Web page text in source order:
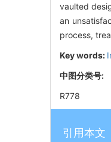
vaulted
an
process,
Key words:
中图分类号:
R778
引用本文